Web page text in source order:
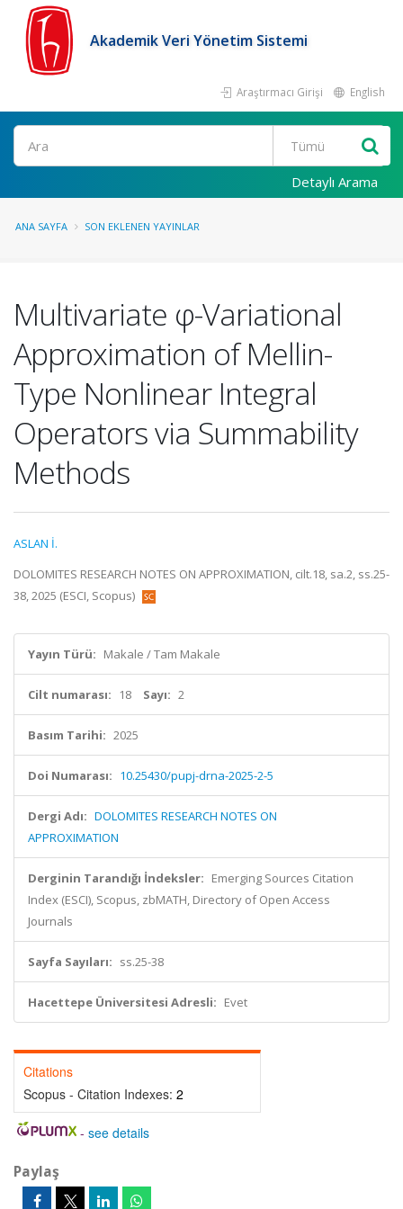
Akademik Veri Yönetim Sistemi
Araştırmacı Girişi English
Ara
Detaylı Arama
ANA SAYFA SON EKLENEN YAYINLAR
Multivariate φ-Variational
Approximation of Mellin-
Type Nonlinear Integral
Operators via Summability
Methods
ASLAN İ.
DOLOMITES RESEARCH NOTES ON APPROXIMATION, cilt.18, sa.2, ss.25-
38, 2025 (ESCI, Scopus)
Yayın Türü: Makale / Tam Makale
Cilt numarası: 18 Sayı: 2
Basım Tarihi: 2025
Doi Numarası: 10.25430/pupj-drna-2025-2-5
Dergi Adı: DOLOMITES RESEARCH NOTES ON
APPROXIMATION
Derginin Tarandığı İndeksler: Emerging Sources Citation
Index (ESCI), Scopus, zbMATH, Directory of Open Access
Journals
Sayfa Sayıları: ss.25-38
Hacettepe Üniversitesi Adresli: Evet
Citations
Scopus - Citation Indexes: 2
- see details
Paylaş